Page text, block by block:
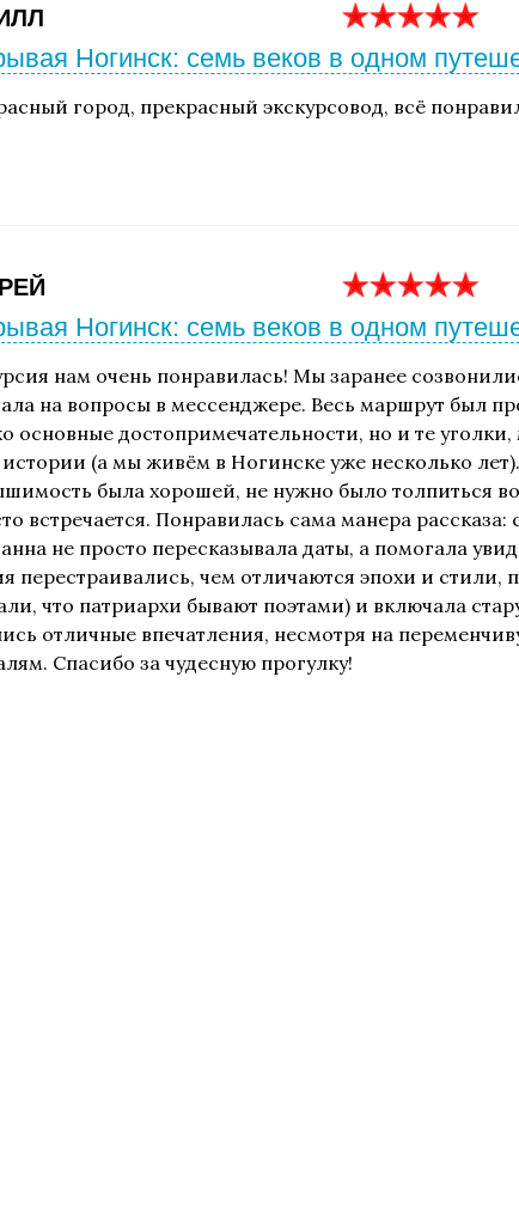
Ногинск: семь веков в одном
город, прекрасный экскурсовод, всё
Ногинск: семь веков в одном
нам очень понравилась! Мы заранее
на вопросы в мессенджере. Весь маршрут был
основные достопримечательности, но и те
истории (а мы живём в Ногинске уже несколько
была хорошей, не нужно было толпиться
встречается. Понравилась сама манера
не просто пересказывала даты, а помогала
перестраивались, чем отличаются эпохи и
что патриархи бывают поэтами) и включала
отличные впечатления, несмотря на
Спасибо за чудесную прогулку!